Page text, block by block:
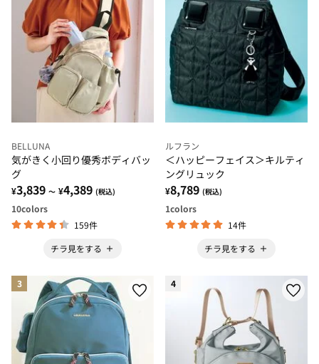
BELLUNA
気がきく小回り優秀ボディバッ
グ
¥3,839 ～ ¥4,389 (税込)
10colors
159件
チラ見をする
ルフラン
＜ハッピーフェイス＞キルティ
ングリュック
¥8,789 (税込)
1colors
14件
チラ見をする
3 4